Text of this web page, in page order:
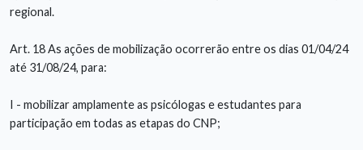
regional.
Art. 18 As ações de mobilização ocorrerão entre os dias 01/04/24
até 31/08/24, para:
I - mobilizar amplamente as psicólogas e estudantes para
participação em todas as etapas do CNP;